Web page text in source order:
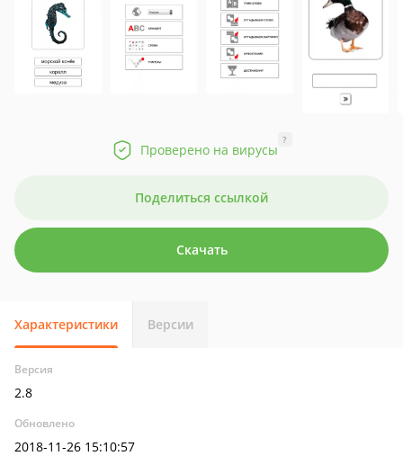
Проверено на вирусы
?
Поделиться ссылкой
Скачать
Характеристики Версии
Версия
2.8
Обновлено
2018-11-26 15:10:57